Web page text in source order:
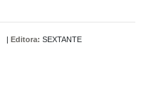
Editora: SEXTANTE